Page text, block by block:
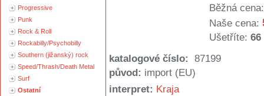
Progressive
Punk
Rock & Roll
Rockabilly/Psychobilly
Southern (jižanský) rock
Speed/Thrash/Death Metal
Surf
Ostatní
Běžná cena:
Naše cena:
Ušetříte: 66
katalogové číslo:
87199
původ: import (EU)
interpret: Kraja